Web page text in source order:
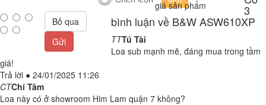
giá sản phẩm
Bỏ qua
Gửi
3
bình luận về B&W ASW610XP
TTTú Tài
Loa sub mạnh mẽ, đáng mua trong tầm
giá!
Trả lời ● 24/01/2025 11:26
CTChí Tâm
Loa này có ở showroom Him Lam quận 7 không?